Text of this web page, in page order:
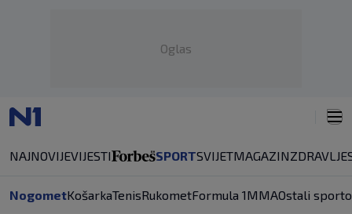
Oglas
NAJNOVIJEVIJESTI SPORTSVIJETMAGAZINZDRAVLJE
NogometKošarkaTenisRukometFormula 1MMAOstali